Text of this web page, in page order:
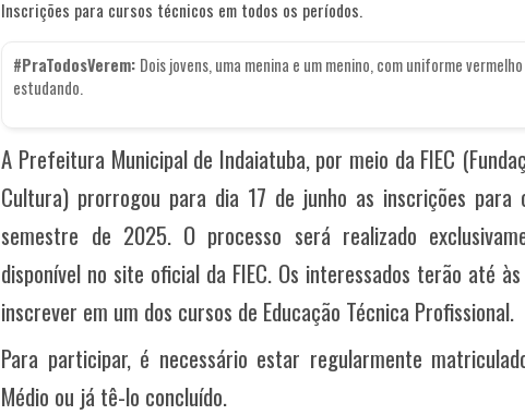
Inscrições para cursos técnicos em todos os períodos.
#PraTodosVerem: Dois jovens, uma menina e um menino, com uniforme
estudando.
A Prefeitura Municipal de Indaiatuba, por meio da FIEC
Cultura) prorrogou para dia 17 de junho as inscrições
semestre de 2025. O processo será realizado
disponível no site oficial da FIEC. Os interessados terão até
inscrever em um dos cursos de Educação Técnica Profissional.
Para participar, é necessário estar regularmente
Médio ou já tê-lo concluído.